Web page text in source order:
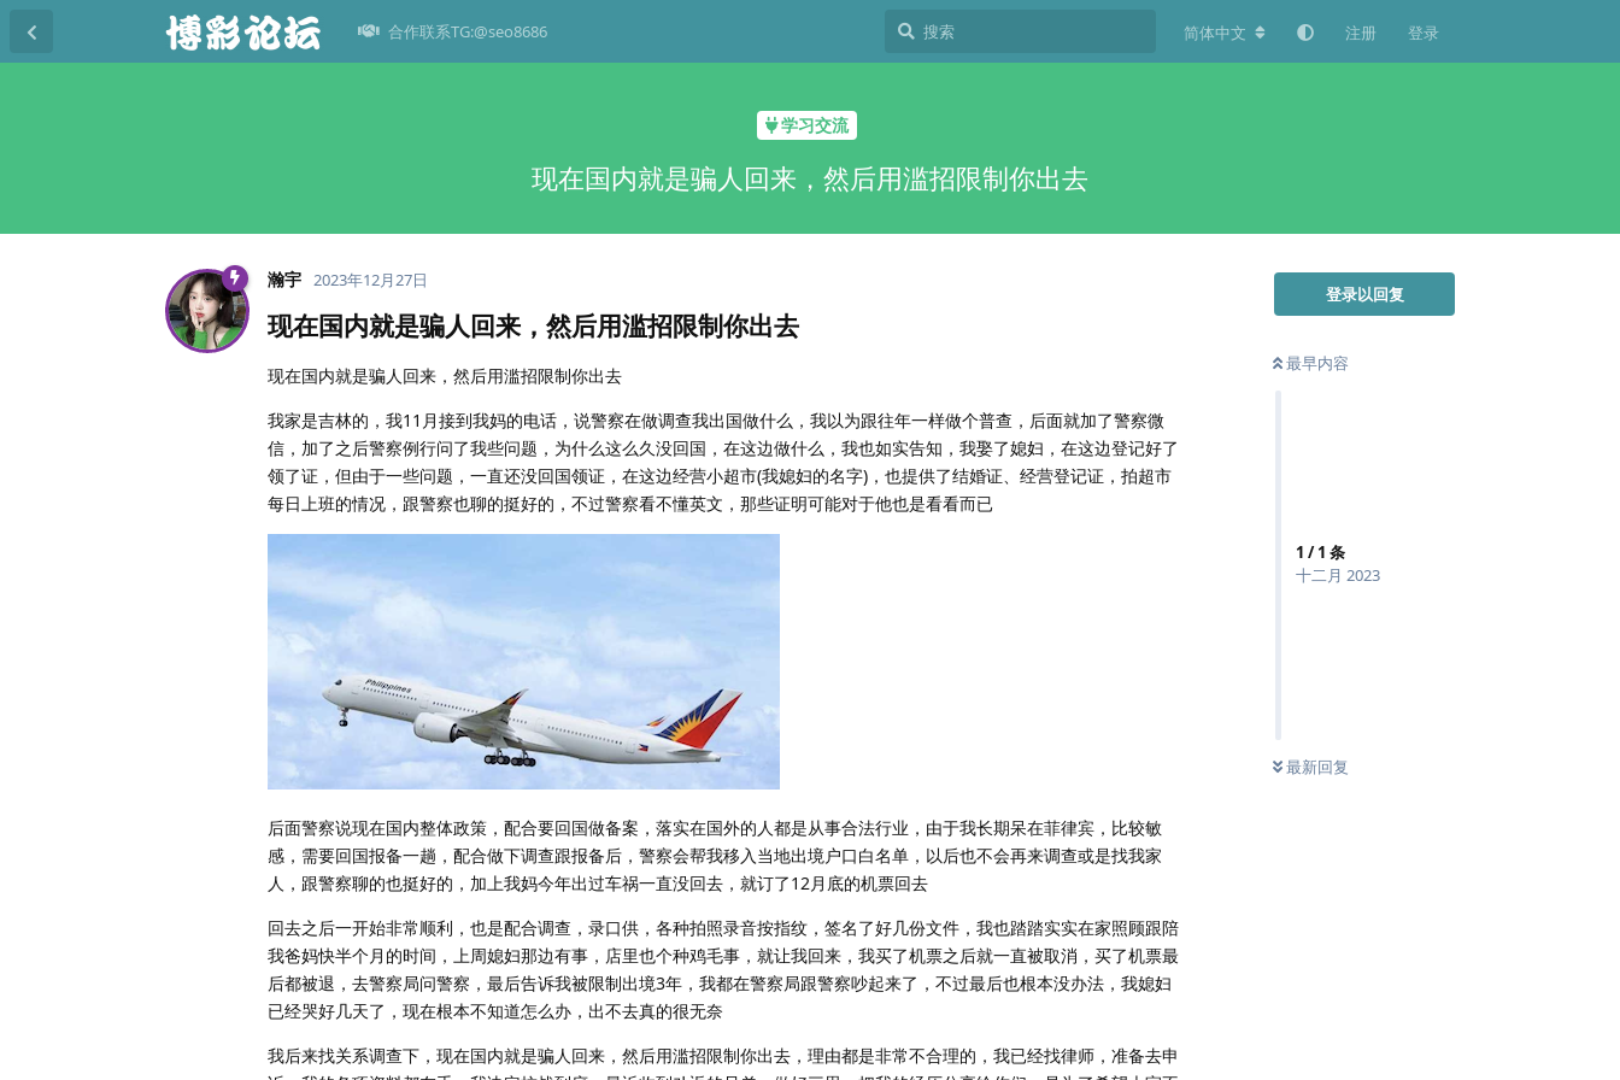
合作联系TG:@seo8686 简体中文 注册 登录
学习交流
现在国内就是骗人回来，然后用滥招限制你出去
登录以回复
最早内容
1 /1 条
十二月 2023
最新回复
瀚宇 2023年12月27日
现在国内就是骗人回来，然后用滥招限制你出去
现在国内就是骗人回来，然后用滥招限制你出去
我家是吉林的，我11月接到我妈的电话，说警察在做调查我出国做什么，我以为跟往年一样做个普查，后面就加了警察微
信，加了之后警察例行问了我些问题，为什么这么久没回国，在这边做什么，我也如实告知，我娶了媳妇，在这边登记好了
领了证，但由于一些问题，一直还没回国领证，在这边经营小超市(我媳妇的名字)，也提供了结婚证、经营登记证，拍超市
每日上班的情况，跟警察也聊的挺好的，不过警察看不懂英文，那些证明可能对于他也是看看而已
后面警察说现在国内整体政策，配合要回国做备案，落实在国外的人都是从事合法行业，由于我长期呆在菲律宾，比较敏
感，需要回国报备一趟，配合做下调查跟报备后，警察会帮我移入当地出境户口白名单，以后也不会再来调查或是找我家
人，跟警察聊的也挺好的，加上我妈今年出过车祸一直没回去，就订了12月底的机票回去
回去之后一开始非常顺利，也是配合调查，录口供，各种拍照录音按指纹，签名了好几份文件，我也踏踏实实在家照顾跟陪
我爸妈快半个月的时间，上周媳妇那边有事，店里也个种鸡毛事，就让我回来，我买了机票之后就一直被取消，买了机票最
后都被退，去警察局问警察，最后告诉我被限制出境3年，我都在警察局跟警察吵起来了，不过最后也根本没办法，我媳妇
已经哭好几天了，现在根本不知道怎么办，出不去真的很无奈
我后来找关系调查下，现在国内就是骗人回来，然后用滥招限制你出去，理由都是非常不合理的，我已经找律师，准备去申